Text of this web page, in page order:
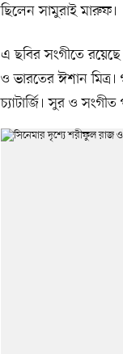
ছিলেন সামুরাই মারুফ।
এ ছবির সংগীতে
ও ভারতের ঈশান
চ্যাটার্জি। সুর ও